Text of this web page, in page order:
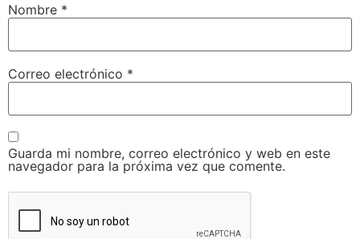
Nombre *
Correo electrónico *
Guarda mi nombre, correo electrónico y web en este
navegador para la próxima vez que comente.